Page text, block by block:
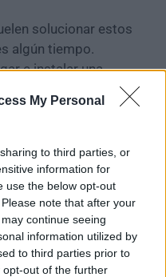
My Personal
to third parties, or
information for
use the below opt-out
note that after your
continue seeing
information utilized by
to third parties prior to
out of the further
solucionar estos
algún tiempo.
e instalar una
o leer nuestra reseña,
en nuestro
de virus y están
costo alguno.